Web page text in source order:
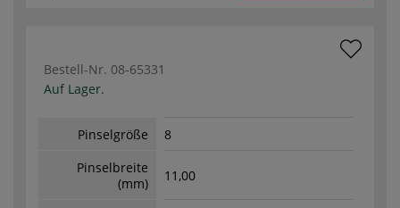
Bestell-Nr. 08-65331
Auf Lager.
Pinselgröße
8
Pinselbreite
(mm)
11,00